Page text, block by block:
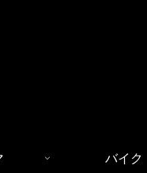
バイク